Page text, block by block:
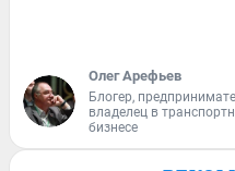
Олег Арефьев
Блогер,
владелец в
бизнесе